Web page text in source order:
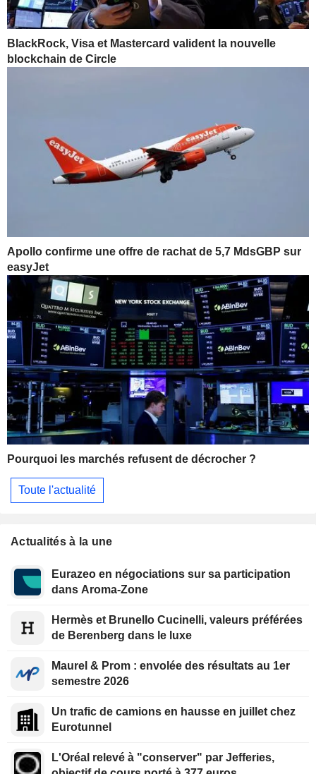
BlackRock, Visa et Mastercard valident la nouvelle
blockchain de Circle
Apollo confirme une offre de rachat de 5,7 MdsGBP sur
easyJet
Pourquoi les marchés refusent de décrocher ?
Toute l'actualité
Actualités à la une
Eurazeo en négociations sur sa participation
dans Aroma-Zone
Hermès et Brunello Cucinelli, valeurs préférées
de Berenberg dans le luxe
Maurel & Prom : envolée des résultats au 1er
semestre 2026
Un trafic de camions en hausse en juillet chez
Eurotunnel
L'Oréal relevé à "conserver" par Jefferies,